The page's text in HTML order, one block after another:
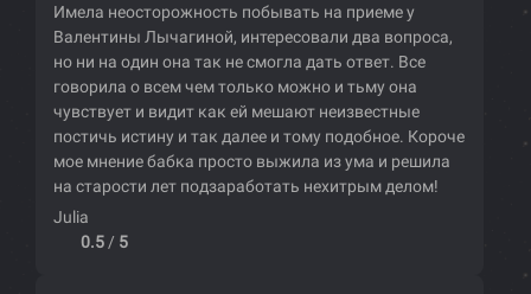
Имела неосторожность побывать на приеме у
Валентины Лычагиной, интересовали два вопроса,
но ни на один она так не смогла дать ответ. Все
говорила о всем чем только можно и тьму она
чувствует и видит как ей мешают неизвестные
постичь истину и так далее и тому подобное. Короче
мое мнение бабка просто выжила из ума и решила
на старости лет подзаработать нехитрым делом!
Julia
0.5 / 5